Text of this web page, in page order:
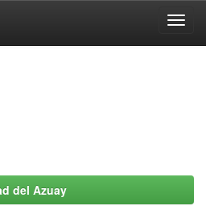
del Azuay